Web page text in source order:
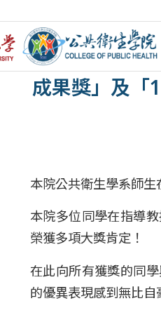
【賀】本院公
成果獎」及「
本院公共衛生學系師生
本院多位同學在指導
榮獲多項大獎肯定！
在此向所有獲獎的同
的優異表現感到無比自